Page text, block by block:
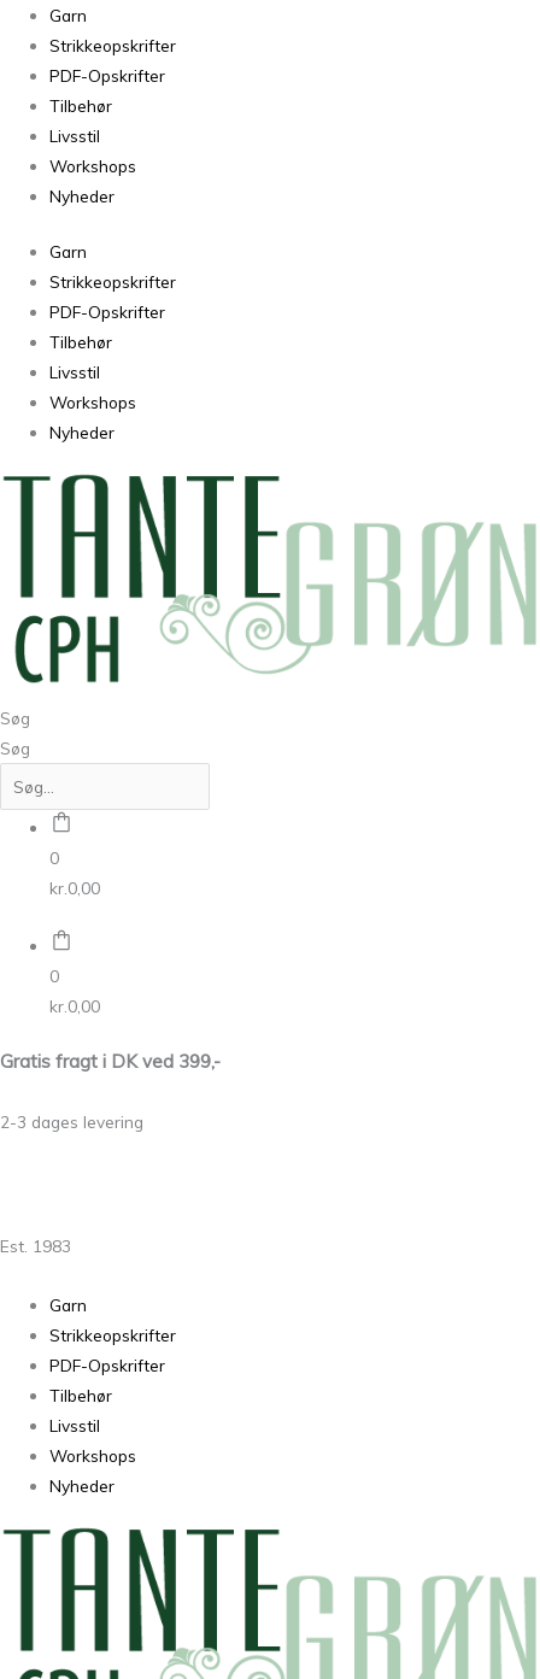
Garn
Strikkeopskrifter
PDF-Opskrifter
Tilbehør
Livsstil
Workshops
Nyheder
Garn
Strikkeopskrifter
PDF-Opskrifter
Tilbehør
Livsstil
Workshops
Nyheder
Søg
Søg
0
kr. 0,00
0
kr. 0,00
Gratis fragt i DK ved 399,-
2-3 dages levering
Est. 1983
Garn
Strikkeopskrifter
PDF-Opskrifter
Tilbehør
Livsstil
Workshops
Nyheder
Cardiff
Cashmere
Classic
Matador
antal